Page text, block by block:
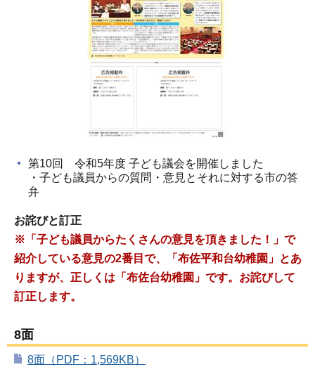
第10回 令和5年度 子ども議会を開催しました
・子ども議員からの質問・意見とそれに対する市の答
弁
お詫びと訂正
※「子ども議員からたくさんの意見を頂きました！」で
紹介している意見の2番目で、「布佐平和台幼稚園」とあ
りますが、正しくは「布佐台幼稚園」です。お詫びして
訂正します。
8面
8面（PDF：1,569KB）